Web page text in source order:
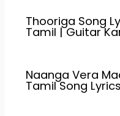
Composed R.…
Thooriga Song
Tamil | Guitar
Naanga Vera
Tamil Song Lyrics